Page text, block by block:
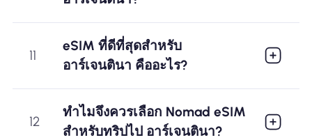
11
eSIM ที่ดีที่สุดสำหรับ
อาร์เจนตินา คืออะไร?
12
ทำไมจึงควรเลือก Nomad eSIM
สำหรับทริปไป อาร์เจนตินา?